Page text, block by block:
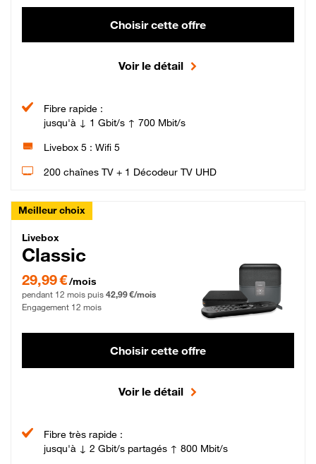
Choisir cette offre
Voir le détail
Fibre rapide :
jusqu'à ↓ 1 Gbit/s ↑ 700 Mbit/s
Livebox 5 : Wifi 5
200 chaînes TV + 1 Décodeur TV UHD
Meilleur choix
Livebox Classic Fibre
Livebox
Classic
29,99 € par mois pendant 12 mois puis 42,99 € par mois, Engagement 12 mois
29,99 €/mois
pendant 12 mois puis 42,99 €/mois
Engagement 12 mois
Choisir cette offre
Voir le détail
Fibre très rapide :
jusqu'à ↓ 2 Gbit/s partagés ↑ 800 Mbit/s